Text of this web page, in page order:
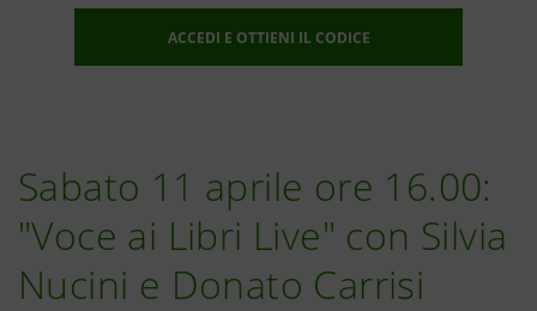
ACCEDI E OTTIENI IL CODICE
Sabato 11 aprile ore 16.00:
"Voce ai Libri Live" con Silvia
Nucini e Donato Carrisi